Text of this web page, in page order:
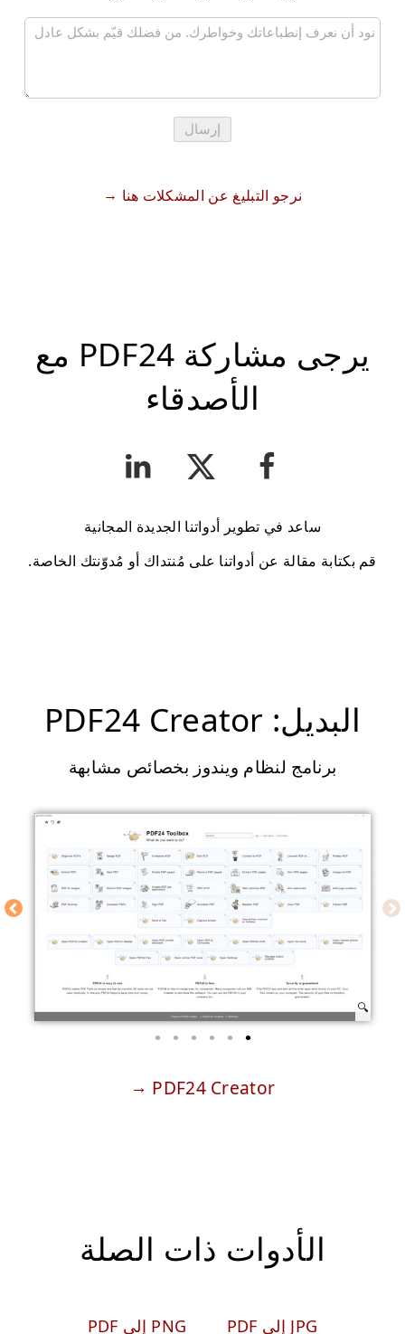
إرسال
نرجو التبليغ عن المشكلات هنا
يرجى مشاركة PDF24 مع
الأصدقاء
ساعد في تطوير أدواتنا الجديدة المجانية
قم بكتابة مقالة عن أدواتنا على مُنتداك أو مُدوّنتك الخاصة.
البديل: PDF24 Creator
برنامج لنظام ويندوز بخصائص مشابهة
PDF24 Creator
الأدوات ذات الصلة
JPG إلى PDF PNG إلى PDF